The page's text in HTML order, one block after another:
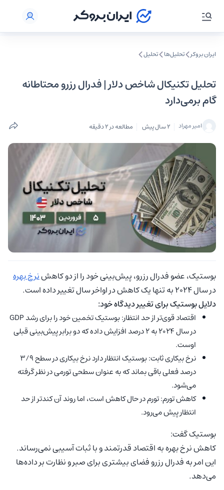
ایران بروکر تحلیل‌ها تحلیل‌
تحلیل تکنیکال شاخص دلار |‌ فدرال رزرو محتاطانه
گام برمی‌‌دارد
امیر مهراد 2 سال پیش مطالعه در 2 دقیقه
بوستیک، عضو فدرال رزرو، پیش‌بینی خود را از دو کاهشنرخ بهره
در سال ۲۰۲۴ به تنها یک کاهش در اواخر سال تغییر داده است.
دلایل بوستیک برای تغییر دیدگاه خود:
اقتصاد قوی‌تر از حد انتظار: بوستیک تخمین خود را برای رشد GDP
در سال 2024 به 2 درصد افزایش داده که دو برابر پیش‌بینی قبلی
اوست.
نرخ بیکاری ثابت: بوستیک انتظار دارد نرخ بیکاری در سطح ۳/۹
درصد فعلی باقی بماند که به عنوان سطحی تورمی در نظر گرفته
می‌شود.
کاهش تورم: تورم در حال کاهش است، اما روند آن کندتر از حد
انتظار پیش می‌رود.
بوستیک گفت:
کاهش نرخ بهره به اقتصاد قدرتمند و با ثبات آسیبی نمی‌رساند.
این امر به فدرال رزرو فضای بیشتری برای صبر و نظارت بر داده‌ها
می‌دهد.